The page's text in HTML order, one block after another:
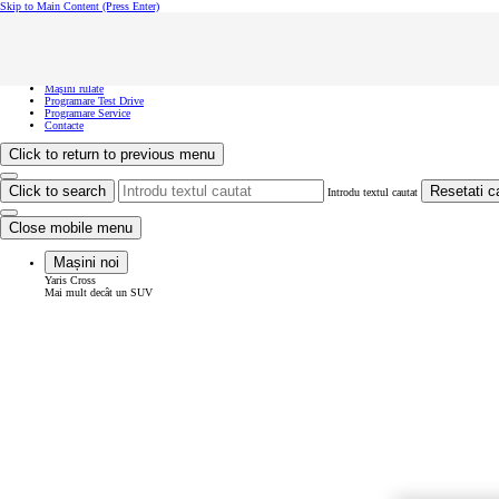
Skip to Main Content (Press Enter)
Mașini rulate
Programare Test Drive
Programare Service
Contacte
Click to return to previous menu
Click to search Introdu textul cautat Resetati
Close mobile menu
Mașini noi
Yaris Cross
Mai mult decât un SUV